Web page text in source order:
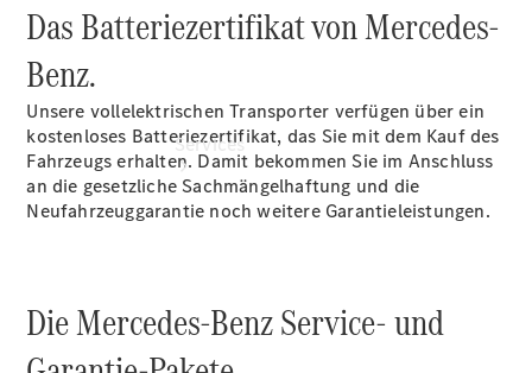
Services
Übersicht
Finanzdienste
Das Batteriezertifikat von Mercedes-
Benz.
Unsere vollelektrischen Transporter verfügen über ein
kostenloses Batteriezertifikat, das Sie mit dem Kauf des
Fahrzeugs erhalten. Damit bekommen Sie im Anschluss
an die gesetzliche Sachmängelhaftung und die
Neufahrzeuggarantie noch weitere Garantieleistungen.
Die Mercedes-Benz Service- und